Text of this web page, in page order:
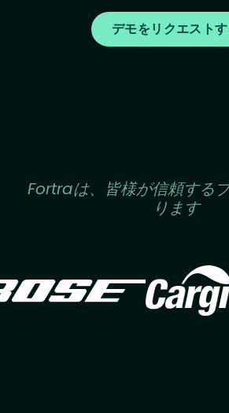
デモをリクエスト
Fortraは、皆様が信頼する
ります